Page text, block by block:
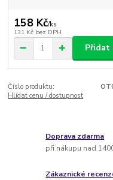
158 Kč/ks
131 Kč bez DPH
Přidat
Číslo produktu:
Hlídat cenu / dostupnost
Doprava zdarma
při nákupu nad
Zákaznické